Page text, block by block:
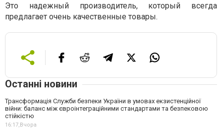
Это надежный производитель, который всегда
предлагает очень качественные товары.
Останні новини
Трансформація Служби безпеки України в умовах екзистенційної
війни: баланс між євроінтеграційними стандартами та безпековою
стійкістю
16:17,Вчора